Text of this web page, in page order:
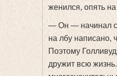
женился, опять
— Он — начинал с
на лбу написано,
Поэтому
дружит всю